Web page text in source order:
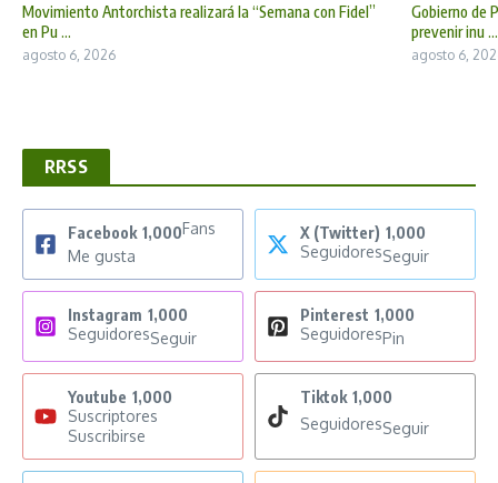
Movimiento Antorchista realizará la “Semana con Fidel”
en Pu ...
agosto 6, 2026
Gobierno de
prevenir inu ...
agosto 6,
RRSS
Facebook 1,000Fans
Me gusta
X (Twitter) 1,000
SeguidoresSeguir
Instagram 1,000
SeguidoresSeguir
Pinterest 1,000
SeguidoresPin
Youtube 1,000
Suscriptores
Suscribirse
Tiktok 1,000
SeguidoresSeguir